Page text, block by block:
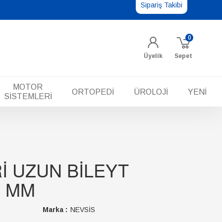
Sipariş Takibi
Üyelik Sepet
0
MOTOR
SİSTEMLERİ
ORTOPEDİ ÜROLOJİ YENİ
UZUN BİLEYT
Marka : NEVSİS